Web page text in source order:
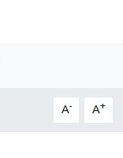
A- A+